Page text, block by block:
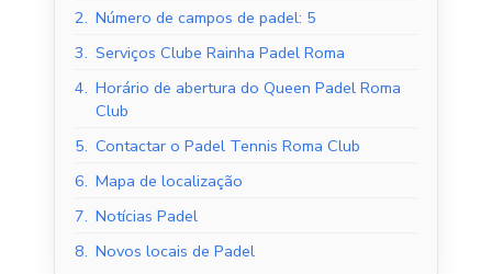
2. Número de campos de padel: 5
3. Serviços Clube Rainha Padel Roma
4. Horário de abertura do Queen Padel Roma
Club
5. Contactar o Padel Tennis Roma Club
6. Mapa de localização
7. Notícias Padel
8. Novos locais de Padel